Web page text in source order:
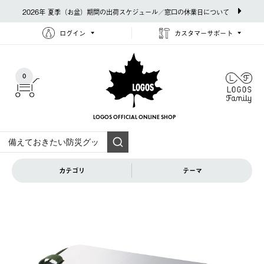
2026年 夏季（お盆）期間の出荷スケジュール／窓口の休業日について
ログイン カスタマーサポート
0
LOGOS OFFICIAL ONLINE SHOP
カテゴリ テーマ